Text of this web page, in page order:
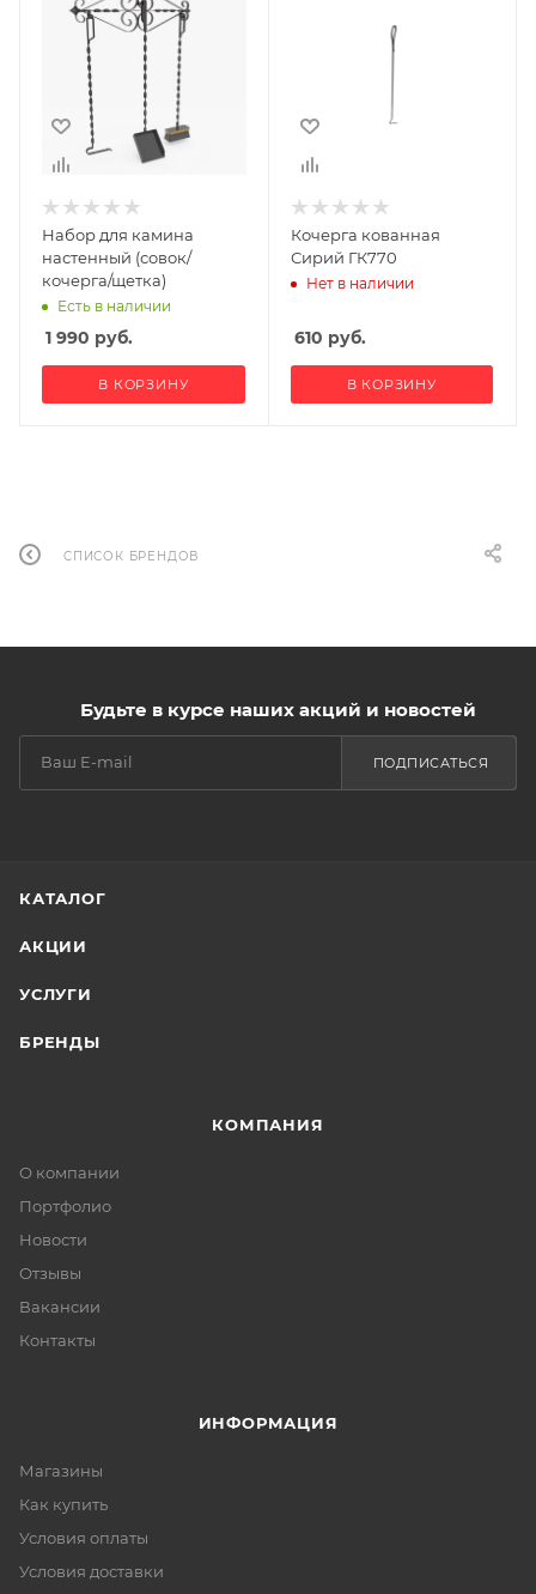
Набор для камина
настенный (совок/
кочерга/щетка)
Есть в наличии
1 990 руб.
В КОРЗИНУ
Кочерга кованная
Сирий ГК770
Нет в наличии
610 руб.
В КОРЗИНУ
СПИСОК БРЕНДОВ
Будьте в курсе наших акций и новостей
ПОДПИСАТЬСЯ
КАТАЛОГ
АКЦИИ
УСЛУГИ
БРЕНДЫ
КОМПАНИЯ
О компании
Портфолио
Новости
Отзывы
Вакансии
Контакты
ИНФОРМАЦИЯ
Магазины
Как купить
Условия оплаты
Условия доставки